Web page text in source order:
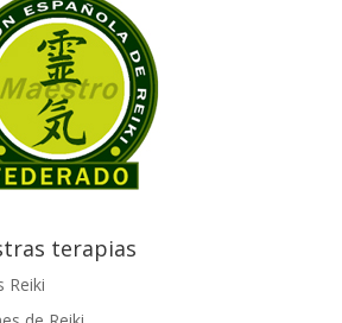
terapias
Reiki